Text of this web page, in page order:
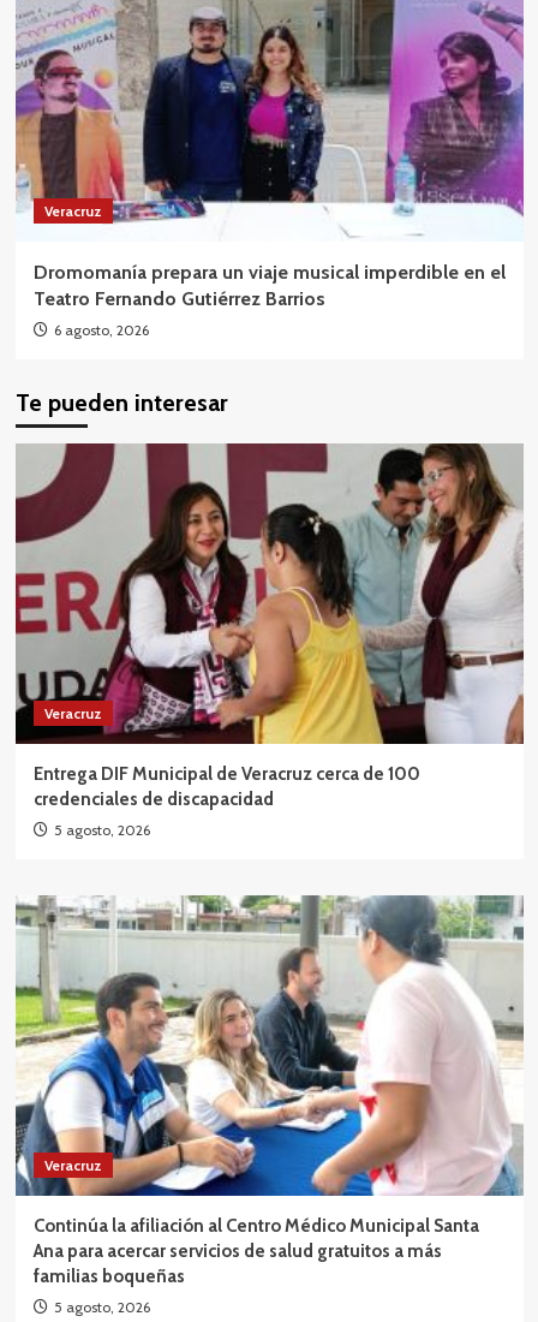
Veracruz
Dromomanía prepara un viaje musical imperdible en el
Teatro Fernando Gutiérrez Barrios
6 agosto, 2026
Te pueden interesar
Veracruz
Entrega DIF Municipal de Veracruz cerca de 100
credenciales de discapacidad
5 agosto, 2026
Veracruz
Continúa la afiliación al Centro Médico Municipal Santa
Ana para acercar servicios de salud gratuitos a más
familias boqueñas
5 agosto, 2026